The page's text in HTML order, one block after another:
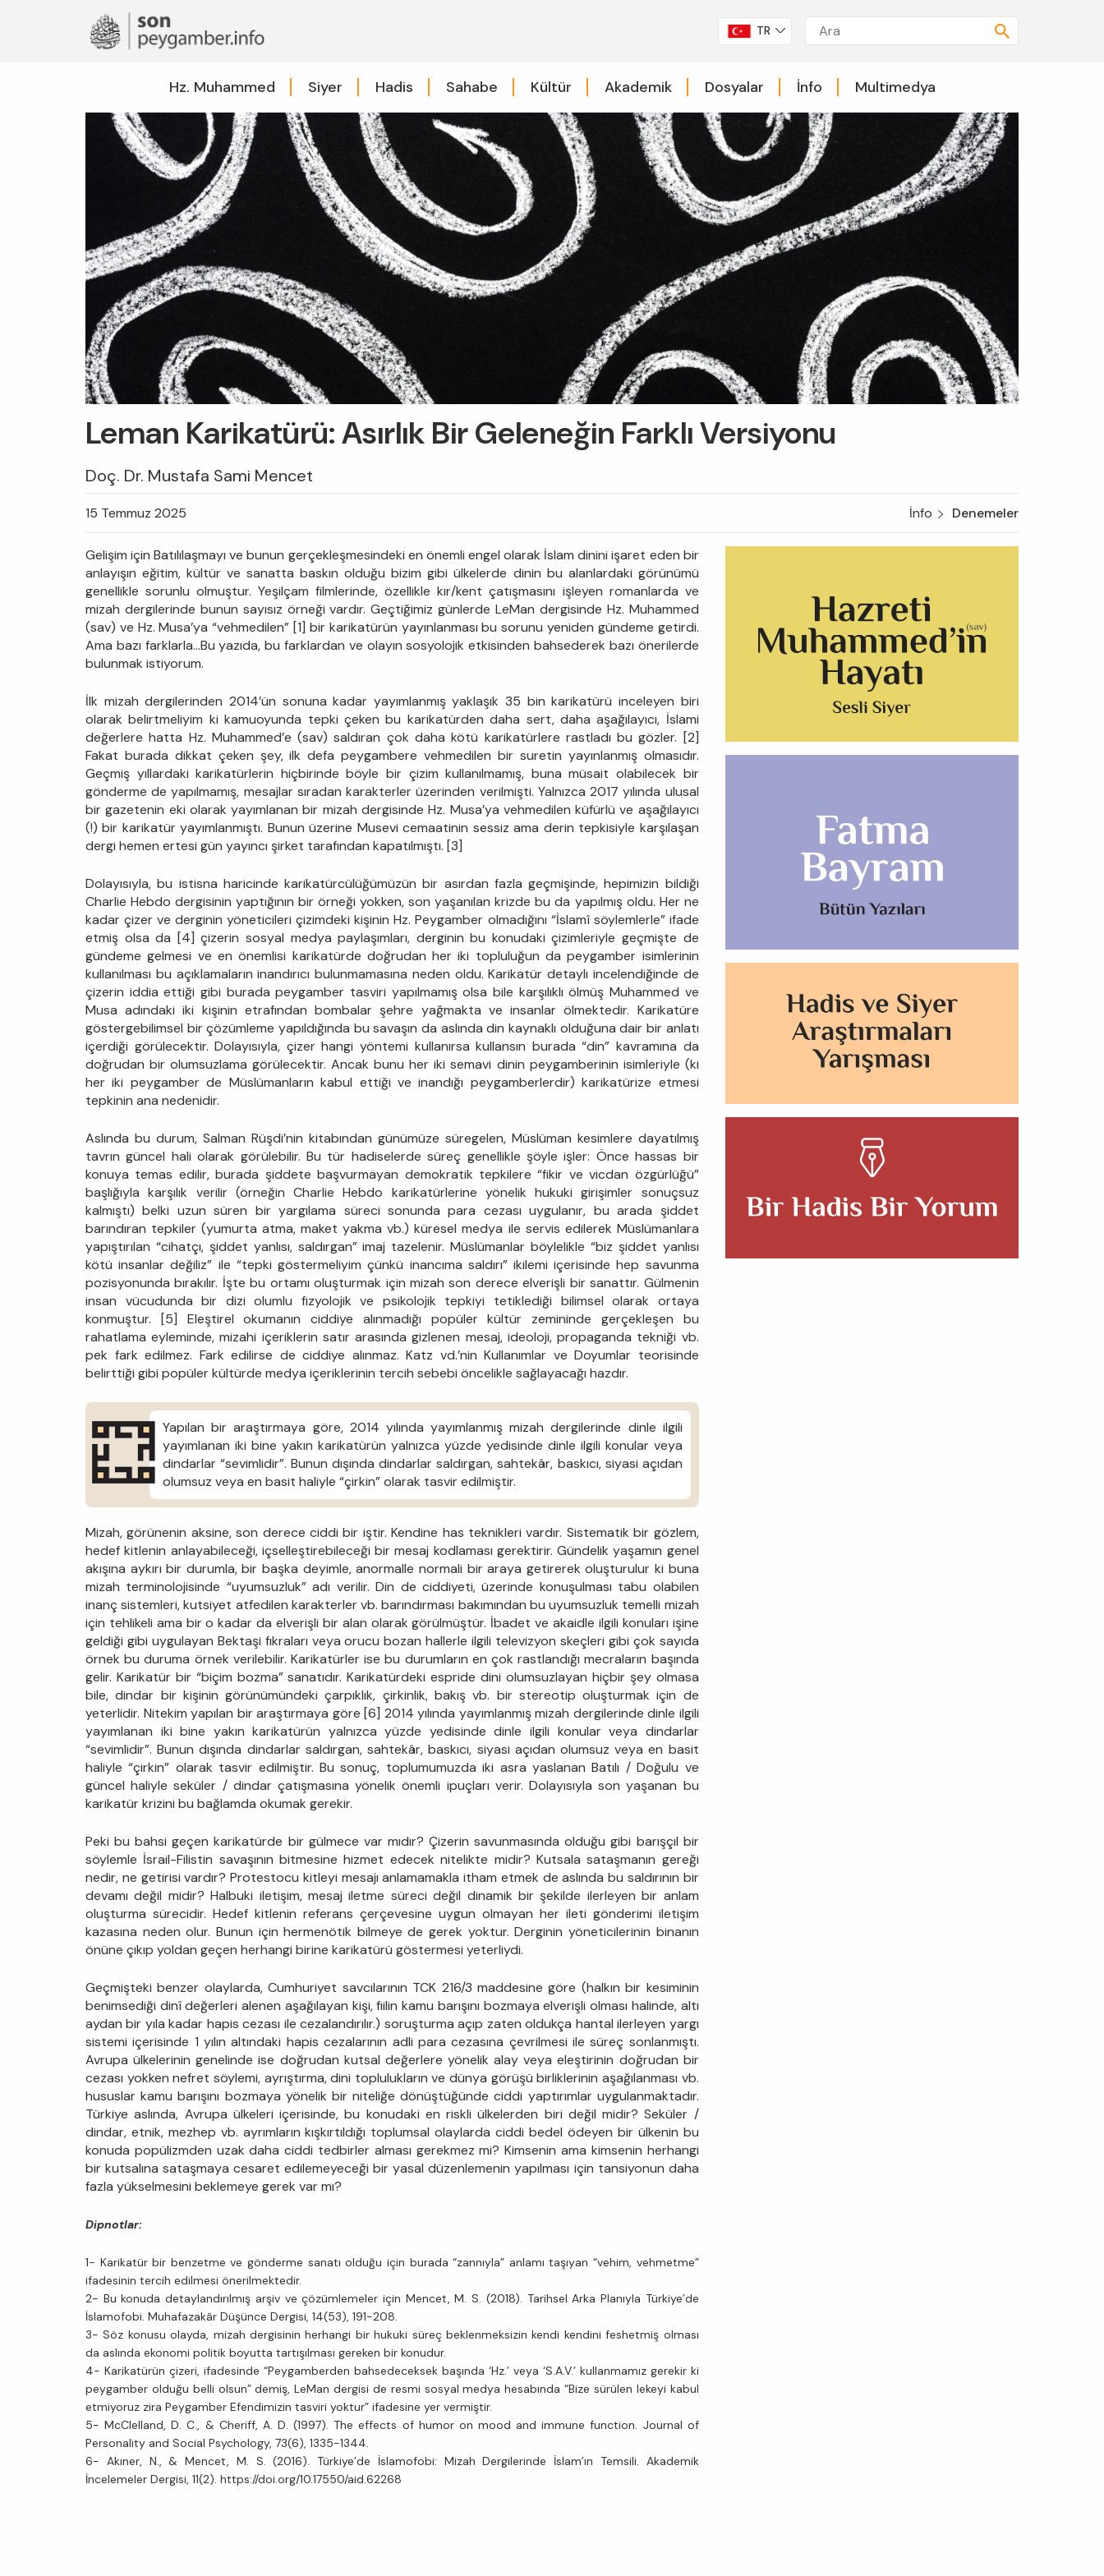
TR
Hz. Muhammed Siyer Hadis Sahabe Kültür Akademik Dosyalar İnfo Multimedya
Leman Karikatürü: Asırlık Bir Geleneğin Farklı Versiyonu
Doç. Dr. Mustafa Sami Mencet
15 Temmuz 2025 İnfo Denemeler
Gelişim için Batılılaşmayı ve bunun gerçekleşmesindeki en önemli engel olarak İslam dinini işaret eden bir
anlayışın eğitim, kültür ve sanatta baskın olduğu bizim gibi ülkelerde dinin bu alanlardaki görünümü
genellikle sorunlu olmuştur. Yeşilçam filmlerinde, özellikle kır/kent çatışmasını işleyen romanlarda ve
mizah dergilerinde bunun sayısız örneği vardır. Geçtiğimiz günlerde LeMan dergisinde Hz. Muhammed
(sav) ve Hz. Musa’ya “vehmedilen” [1] bir karikatürün yayınlanması bu sorunu yeniden gündeme getirdi.
Ama bazı farklarla…Bu yazıda, bu farklardan ve olayın sosyolojik etkisinden bahsederek bazı önerilerde
bulunmak istiyorum.
İlk mizah dergilerinden 2014’ün sonuna kadar yayımlanmış yaklaşık 35 bin karikatürü inceleyen biri
olarak belirtmeliyim ki kamuoyunda tepki çeken bu karikatürden daha sert, daha aşağılayıcı, İslami
değerlere hatta Hz. Muhammed’e (sav) saldıran çok daha kötü karikatürlere rastladı bu gözler. [2]
Fakat burada dikkat çeken şey, ilk defa peygambere vehmedilen bir suretin yayınlanmış olmasıdır.
Geçmiş yıllardaki karikatürlerin hiçbirinde böyle bir çizim kullanılmamış, buna müsait olabilecek bir
gönderme de yapılmamış, mesajlar sıradan karakterler üzerinden verilmişti. Yalnızca 2017 yılında ulusal
bir gazetenin eki olarak yayımlanan bir mizah dergisinde Hz. Musa’ya vehmedilen küfürlü ve aşağılayıcı
(!) bir karikatür yayımlanmıştı. Bunun üzerine Musevi cemaatinin sessiz ama derin tepkisiyle karşılaşan
dergi hemen ertesi gün yayıncı şirket tarafından kapatılmıştı. [3]
Dolayısıyla, bu istisna haricinde karikatürcülüğümüzün bir asırdan fazla geçmişinde, hepimizin bildiği
Charlie Hebdo dergisinin yaptığının bir örneği yokken, son yaşanılan krizde bu da yapılmış oldu. Her ne
kadar çizer ve derginin yöneticileri çizimdeki kişinin Hz. Peygamber olmadığını “İslamî söylemlerle” ifade
etmiş olsa da [4] çizerin sosyal medya paylaşımları, derginin bu konudaki çizimleriyle geçmişte de
gündeme gelmesi ve en önemlisi karikatürde doğrudan her iki topluluğun da peygamber isimlerinin
kullanılması bu açıklamaların inandırıcı bulunmamasına neden oldu. Karikatür detaylı incelendiğinde de
çizerin iddia ettiği gibi burada peygamber tasviri yapılmamış olsa bile karşılıklı ölmüş Muhammed ve
Musa adındaki iki kişinin etrafından bombalar şehre yağmakta ve insanlar ölmektedir. Karikatüre
göstergebilimsel bir çözümleme yapıldığında bu savaşın da aslında din kaynaklı olduğuna dair bir anlatı
içerdiği görülecektir. Dolayısıyla, çizer hangi yöntemi kullanırsa kullansın burada “din” kavramına da
doğrudan bir olumsuzlama görülecektir. Ancak bunu her iki semavi dinin peygamberinin isimleriyle (ki
her iki peygamber de Müslümanların kabul ettiği ve inandığı peygamberlerdir) karikatürize etmesi
tepkinin ana nedenidir.
Aslında bu durum, Salman Rüşdi’nin kitabından günümüze süregelen, Müslüman kesimlere dayatılmış
tavrın güncel hali olarak görülebilir. Bu tür hadiselerde süreç genellikle şöyle işler: Önce hassas bir
konuya temas edilir, burada şiddete başvurmayan demokratik tepkilere “fikir ve vicdan özgürlüğü”
başlığıyla karşılık verilir (örneğin Charlie Hebdo karikatürlerine yönelik hukuki girişimler sonuçsuz
kalmıştı) belki uzun süren bir yargılama süreci sonunda para cezası uygulanır, bu arada şiddet
barındıran tepkiler (yumurta atma, maket yakma vb.) küresel medya ile servis edilerek Müslümanlara
yapıştırılan “cihatçı, şiddet yanlısı, saldırgan” imaj tazelenir. Müslümanlar böylelikle “biz şiddet yanlısı
kötü insanlar değiliz” ile “tepki göstermeliyim çünkü inancıma saldırı” ikilemi içerisinde hep savunma
pozisyonunda bırakılır. İşte bu ortamı oluşturmak için mizah son derece elverişli bir sanattır. Gülmenin
insan vücudunda bir dizi olumlu fizyolojik ve psikolojik tepkiyi tetiklediği bilimsel olarak ortaya
konmuştur. [5] Eleştirel okumanın ciddiye alınmadığı popüler kültür zemininde gerçekleşen bu
rahatlama eyleminde, mizahi içeriklerin satır arasında gizlenen mesaj, ideoloji, propaganda tekniği vb.
pek fark edilmez. Fark edilirse de ciddiye alınmaz. Katz vd.’nin Kullanımlar ve Doyumlar teorisinde
belirttiği gibi popüler kültürde medya içeriklerinin tercih sebebi öncelikle sağlayacağı hazdır.
Yapılan bir araştırmaya göre, 2014 yılında yayımlanmış mizah dergilerinde dinle ilgili
yayımlanan iki bine yakın karikatürün yalnızca yüzde yedisinde dinle ilgili konular veya
dindarlar “sevimlidir”. Bunun dışında dindarlar saldırgan, sahtekâr, baskıcı, siyasi açıdan
olumsuz veya en basit haliyle “çirkin” olarak tasvir edilmiştir.
Mizah, görünenin aksine, son derece ciddi bir iştir. Kendine has teknikleri vardır. Sistematik bir gözlem,
hedef kitlenin anlayabileceği, içselleştirebileceği bir mesaj kodlaması gerektirir. Gündelik yaşamın genel
akışına aykırı bir durumla, bir başka deyimle, anormalle normali bir araya getirerek oluşturulur ki buna
mizah terminolojisinde “uyumsuzluk” adı verilir. Din de ciddiyeti, üzerinde konuşulması tabu olabilen
inanç sistemleri, kutsiyet atfedilen karakterler vb. barındırması bakımından bu uyumsuzluk temelli mizah
için tehlikeli ama bir o kadar da elverişli bir alan olarak görülmüştür. İbadet ve akaidle ilgili konuları işine
geldiği gibi uygulayan Bektaşi fıkraları veya orucu bozan hallerle ilgili televizyon skeçleri gibi çok sayıda
örnek bu duruma örnek verilebilir. Karikatürler ise bu durumların en çok rastlandığı mecraların başında
gelir. Karikatür bir “biçim bozma” sanatıdır. Karikatürdeki espride dini olumsuzlayan hiçbir şey olmasa
bile, dindar bir kişinin görünümündeki çarpıklık, çirkinlik, bakış vb. bir stereotip oluşturmak için de
yeterlidir. Nitekim yapılan bir araştırmaya göre [6] 2014 yılında yayımlanmış mizah dergilerinde dinle ilgili
yayımlanan iki bine yakın karikatürün yalnızca yüzde yedisinde dinle ilgili konular veya dindarlar
“sevimlidir”. Bunun dışında dindarlar saldırgan, sahtekâr, baskıcı, siyasi açıdan olumsuz veya en basit
haliyle “çirkin” olarak tasvir edilmiştir. Bu sonuç, toplumumuzda iki asra yaslanan Batılı / Doğulu ve
güncel haliyle seküler / dindar çatışmasına yönelik önemli ipuçları verir. Dolayısıyla son yaşanan bu
karikatür krizini bu bağlamda okumak gerekir.
Peki bu bahsi geçen karikatürde bir gülmece var mıdır? Çizerin savunmasında olduğu gibi barışçıl bir
söylemle İsrail-Filistin savaşının bitmesine hizmet edecek nitelikte midir? Kutsala sataşmanın gereği
nedir, ne getirisi vardır? Protestocu kitleyi mesajı anlamamakla itham etmek de aslında bu saldırının bir
devamı değil midir? Halbuki iletişim, mesaj iletme süreci değil dinamik bir şekilde ilerleyen bir anlam
oluşturma sürecidir. Hedef kitlenin referans çerçevesine uygun olmayan her ileti gönderimi iletişim
kazasına neden olur. Bunun için hermenötik bilmeye de gerek yoktur. Derginin yöneticilerinin binanın
önüne çıkıp yoldan geçen herhangi birine karikatürü göstermesi yeterliydi.
Geçmişteki benzer olaylarda, Cumhuriyet savcılarının TCK 216/3 maddesine göre (halkın bir kesiminin
benimsediği dinî değerleri alenen aşağılayan kişi, fiilin kamu barışını bozmaya elverişli olması halinde, altı
aydan bir yıla kadar hapis cezası ile cezalandırılır.) soruşturma açıp zaten oldukça hantal ilerleyen yargı
sistemi içerisinde 1 yılın altındaki hapis cezalarının adli para cezasına çevrilmesi ile süreç sonlanmıştı.
Avrupa ülkelerinin genelinde ise doğrudan kutsal değerlere yönelik alay veya eleştirinin doğrudan bir
cezası yokken nefret söylemi, ayrıştırma, dini toplulukların ve dünya görüşü birliklerinin aşağılanması vb.
hususlar kamu barışını bozmaya yönelik bir niteliğe dönüştüğünde ciddi yaptırımlar uygulanmaktadır.
Türkiye aslında, Avrupa ülkeleri içerisinde, bu konudaki en riskli ülkelerden biri değil midir? Seküler /
dindar, etnik, mezhep vb. ayrımların kışkırtıldığı toplumsal olaylarda ciddi bedel ödeyen bir ülkenin bu
konuda popülizmden uzak daha ciddi tedbirler alması gerekmez mi? Kimsenin ama kimsenin herhangi
bir kutsalına sataşmaya cesaret edilemeyeceği bir yasal düzenlemenin yapılması için tansiyonun daha
fazla yükselmesini beklemeye gerek var mı?
Dipnotlar:
1- Karikatür bir benzetme ve gönderme sanatı olduğu için burada “zannıyla” anlamı taşıyan “vehim, vehmetme”
ifadesinin tercih edilmesi önerilmektedir.
2- Bu konuda detaylandırılmış arşiv ve çözümlemeler için Mencet, M. S. (2018). Tarihsel Arka Planıyla Türkiye’de
İslamofobi. Muhafazakâr Düşünce Dergisi, 14(53), 191-208.
3- Söz konusu olayda, mizah dergisinin herhangi bir hukuki süreç beklenmeksizin kendi kendini feshetmiş olması
da aslında ekonomi politik boyutta tartışılması gereken bir konudur.
4- Karikatürün çizeri, ifadesinde “Peygamberden bahsedeceksek başında ‘Hz.’ veya ‘S.A.V.’ kullanmamız gerekir ki
peygamber olduğu belli olsun” demiş, LeMan dergisi de resmi sosyal medya hesabında “Bize sürülen lekeyi kabul
etmiyoruz zira Peygamber Efendimizin tasviri yoktur” ifadesine yer vermiştir.
5- McClelland, D. C., & Cheriff, A. D. (1997). The effects of humor on mood and immune function. Journal of
Personality and Social Psychology, 73(6), 1335-1344.
6- Akıner, N., & Mencet, M. S. (2016). Türkiye’de İslamofobi: Mizah Dergilerinde İslam’ın Temsili. Akademik
İncelemeler Dergisi, 11(2). https://doi.org/10.17550/aid.62268